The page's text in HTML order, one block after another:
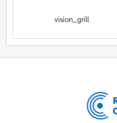
vision_grill